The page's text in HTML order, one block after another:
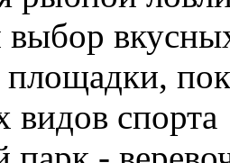
выбор
видов спорта